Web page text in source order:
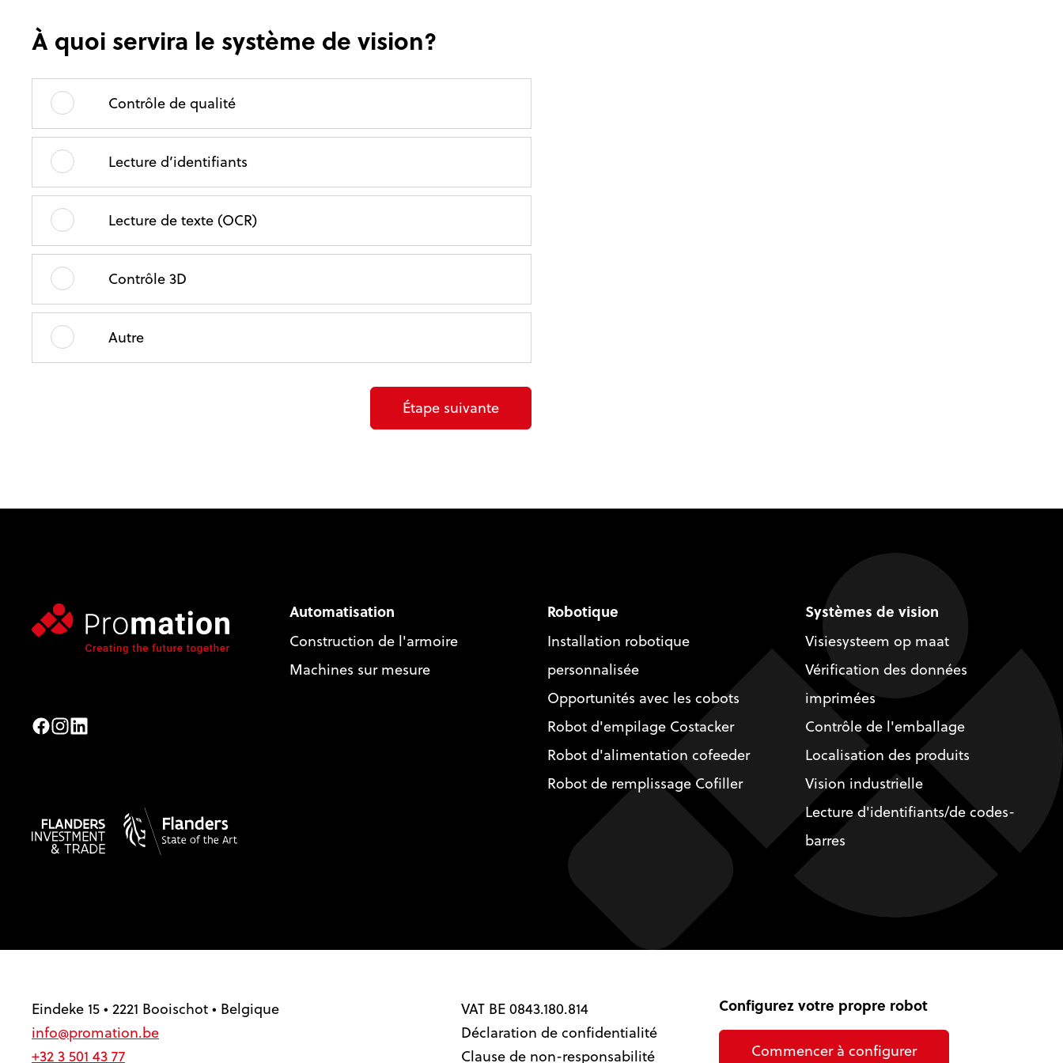
À quoi servira le système de vision?
Contrôle de qualité
Lecture d’identifiants
Lecture de texte (OCR)
Contrôle 3D
Autre
Étape suivante
Facebook
Instagram
Automatisation
Construction de l'armoire
Machines sur mesure
Robotique
Installation robotique
personnalisée
Opportunités avec les cobots
Robot d'empilage Costacker
Robot d'alimentation cofeeder
Robot de remplissage Cofiller
Systèmes de vision
Visiesysteem op maat
Vérification des données
imprimées
Contrôle de l'emballage
Localisation des produits
Vision industrielle
Lecture d'identifiants/de codes-
barres
Eindeke 15 • 2221 Booischot • Belgique
info@promation.be
+32 3 501 43 77
VAT BE 0843.180.814
Déclaration de confidentialité
Clause de non-responsabilité
Configurez votre propre robot
Commencer à configurer